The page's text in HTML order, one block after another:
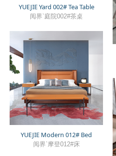
YUEJIE Yard 002# Tea Table
阅界`庭院002#茶桌
YUEJIE Modern 012# Bed
阅界`摩登012#床